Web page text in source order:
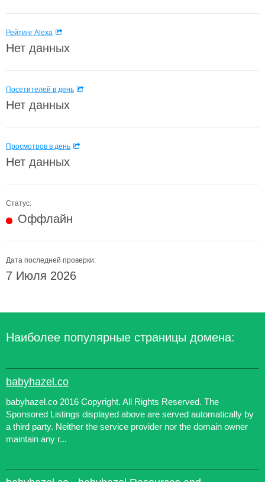
Рейтинг Alexa
Нет данных
Посетителей в день
Нет данных
Просмотров в день
Нет данных
Статус:
Оффлайн
Дата последней проверки:
7 Июля 2026
Наиболее популярные страницы домена:
babyhazel.co
babyhazel.co 2016 Copyright. All Rights Reserved. The
Sponsored Listings displayed above are served automatically by
a third party. Neither the service provider nor the domain owner
maintain any r...